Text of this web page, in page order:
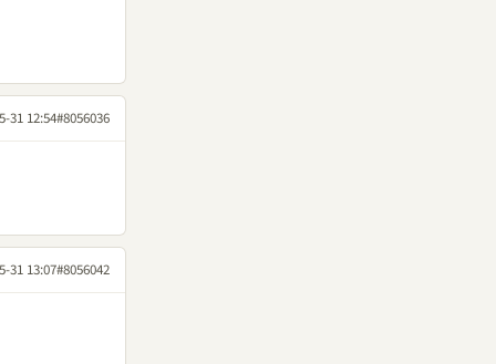
31 12:54#8056036
31 13:07#8056042